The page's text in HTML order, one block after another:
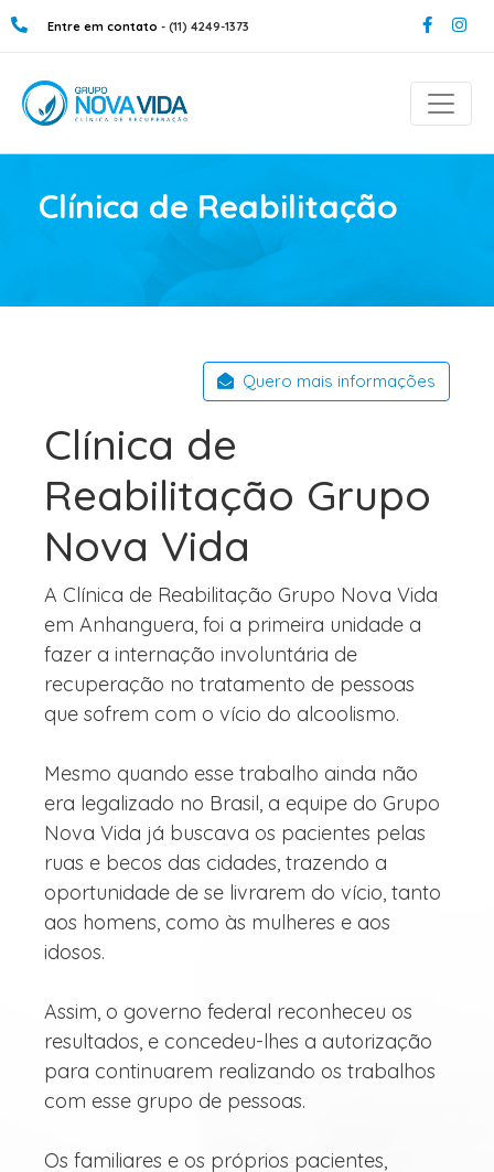
Entre em contato - (11) 4249-1373
Clínica de Reabilitação
Quero mais informações
Clínica de
Reabilitação Grupo
Nova Vida
A Clínica de Reabilitação Grupo Nova Vida
em Anhanguera, foi a primeira unidade a
fazer a internação involuntária de
recuperação no tratamento de pessoas
que sofrem com o vício do alcoolismo.
Mesmo quando esse trabalho ainda não
era legalizado no Brasil, a equipe do Grupo
Nova Vida já buscava os pacientes pelas
ruas e becos das cidades, trazendo a
oportunidade de se livrarem do vício, tanto
aos homens, como às mulheres e aos
idosos.
Assim, o governo federal reconheceu os
resultados, e concedeu-lhes a autorização
para continuarem realizando os trabalhos
com esse grupo de pessoas.
Os familiares e os próprios pacientes,